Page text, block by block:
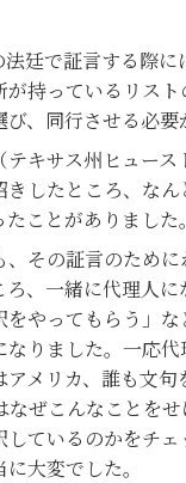
廷で証言する際
持っているリス
、同行させる必要
キサス州ヒュー
したところ、な
ことがありました。
その証言のため
、一緒に代理人
やってもらう」
りました。一応
メリカ、誰も文
ぜこんなことを
ているのかをチ
大変でした。